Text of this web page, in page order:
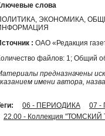
слова
ЭКОНОМИКА,
: ОАО «Редакция
файлов: 1; Общий
предназначены
имени автора,
06 - ПЕРИОДИКА 07 -
22.00 - Коллекция